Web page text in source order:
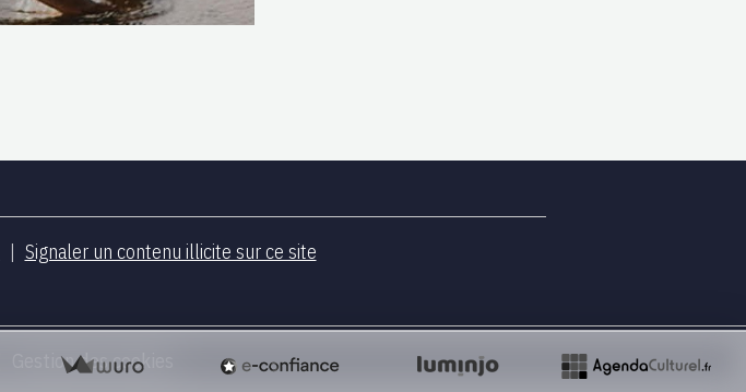
Signaler un contenu illicite sur ce site
Gestion des cookies